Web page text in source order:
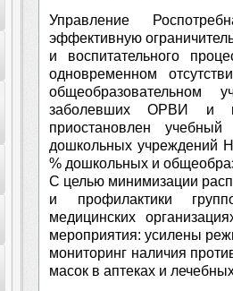
Управление
эффективную
и воспитательного
одновременном
заболевших ОРВИ и
приостановлен
дошкольных учреждений
% дошкольных и
С целью минимизации
и профилактики
медицинских
мероприятия: усилены
мониторинг наличия
масок в аптеках и